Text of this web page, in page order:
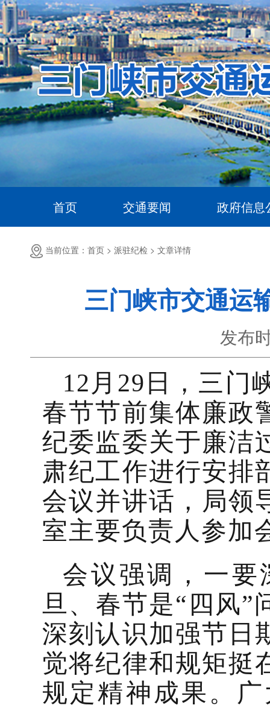
首页 交通要闻 政府信息
当前位置：首页 > 派驻纪检 > 文章详情
三门峡市交通运
发布
12月29日，三门
春节节前集体廉政
纪委监委关于廉洁
肃纪工作进行安排
会议并讲话，局领
室主要负责人参加
会议强调， 一要
旦、春节是“四风”
深刻认识加强节日
觉将纪律和规矩挺
规定精神成果。